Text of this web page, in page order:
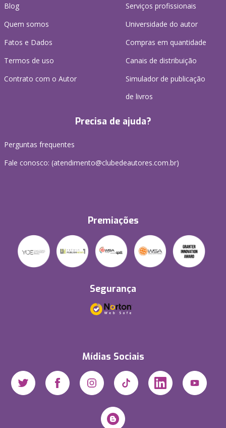
Blog
Quem somos
Fatos e Dados
Termos de uso
Contrato com o Autor
Serviços profissionais
Universidade do autor
Compras em quantidade
Canais de distribuição
Simulador de publicação
de livros
Precisa de ajuda?
Perguntas frequentes
Fale conosco: (atendimento@clubedeautores.com.br)
Premiações
Segurança
Mídias Sociais